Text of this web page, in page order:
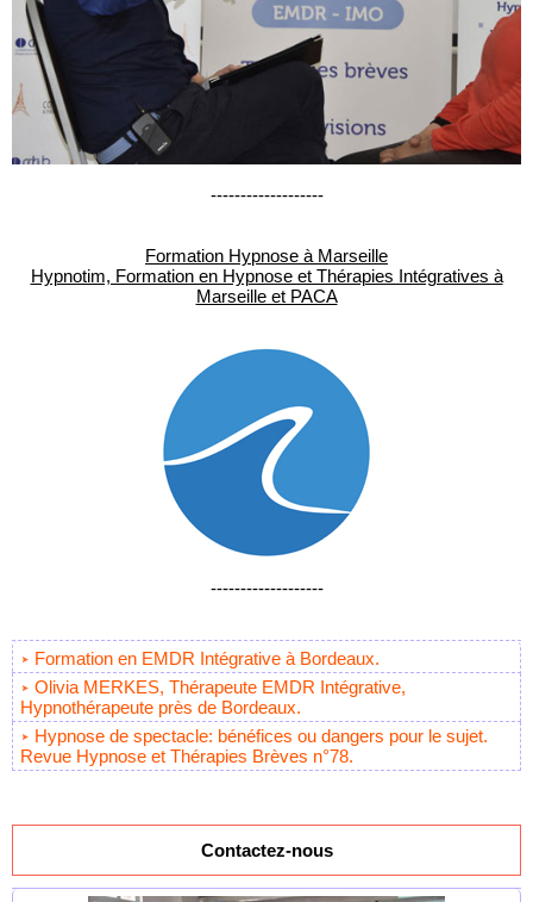
-------------------
Formation Hypnose à Marseille
Hypnotim, Formation en Hypnose et Thérapies Intégratives à
Marseille et PACA
-------------------
Formation en EMDR Intégrative à Bordeaux.
Olivia MERKES, Thérapeute EMDR Intégrative,
Hypnothérapeute près de Bordeaux.
Hypnose de spectacle: bénéfices ou dangers pour le sujet.
Revue Hypnose et Thérapies Brèves n°78.
Contactez-nous